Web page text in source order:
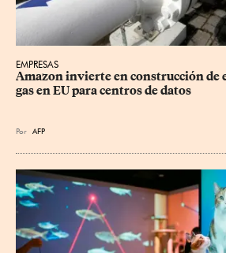
EMPRESAS
Amazon invierte en construcción de
gas en EU para centros de datos
Por AFP